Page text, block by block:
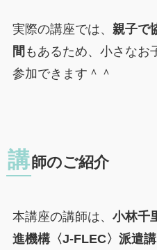
実際の講座では、 親子で
間 もあるため、小さなお
参加できます＾＾
講師のご紹介
本講座の講師は、 小林千
進機構〈J-FLEC〉派遣講